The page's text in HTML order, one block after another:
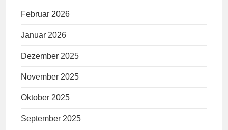
Februar 2026
Januar 2026
Dezember 2025
November 2025
Oktober 2025
September 2025